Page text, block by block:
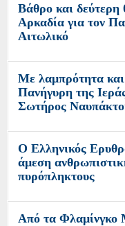
Βάθρο και δεύτερη
Αρκαδία για τον
Αιτωλικό
Με λαμπρότητα και
Πανήγυρη της
Σωτήρος
Ο Ελληνικός
άμεση
πυρόπληκτους
Από τα Φλαμίνγκο